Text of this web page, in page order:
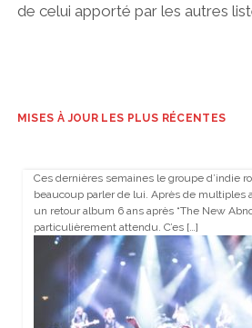
de celui apporté par les autres
MISES À JOUR LES PLUS RÉCENTES
Ces dernières semaines le groupe d’indie
beaucoup parler de lui. Après de multiples
un retour album 6 ans après “The New
particulièrement attendu. C’es […]